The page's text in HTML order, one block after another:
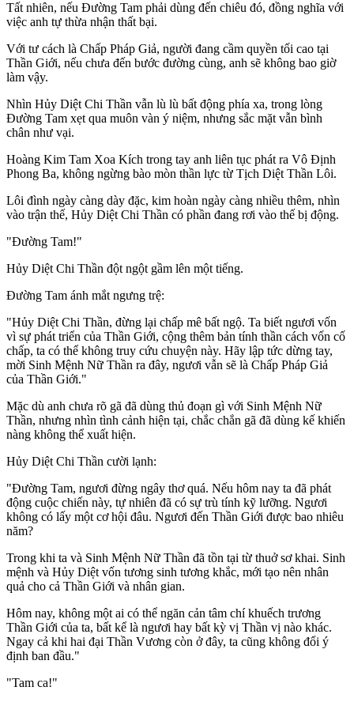
Tất nhiên, nếu Đường Tam phải dùng đến chiêu đó, đồng nghĩa với
việc anh tự thừa nhận thất bại.
Với tư cách là Chấp Pháp Giả, người đang cầm quyền tối cao tại
Thần Giới, nếu chưa đến bước đường cùng, anh sẽ không bao giờ
làm vậy.
Nhìn Hủy Diệt Chi Thần vẫn lù lù bất động phía xa, trong lòng
Đường Tam xẹt qua muôn vàn ý niệm, nhưng sắc mặt vẫn bình
chân như vại.
Hoàng Kim Tam Xoa Kích trong tay anh liên tục phát ra Vô Định
Phong Ba, không ngừng bào mòn thần lực từ Tịch Diệt Thần Lôi.
Lôi đình ngày càng dày đặc, kim hoàn ngày càng nhiều thêm, nhìn
vào trận thế, Hủy Diệt Chi Thần có phần đang rơi vào thế bị động.
"Đường Tam!"
Hủy Diệt Chi Thần đột ngột gầm lên một tiếng.
Đường Tam ánh mắt ngưng trệ:
"Hủy Diệt Chi Thần, đừng lại chấp mê bất ngộ. Ta biết ngươi vốn
vì sự phát triển của Thần Giới, cộng thêm bản tính thần cách vốn cố
chấp, ta có thể không truy cứu chuyện này. Hãy lập tức dừng tay,
mời Sinh Mệnh Nữ Thần ra đây, ngươi vẫn sẽ là Chấp Pháp Giả
của Thần Giới."
Mặc dù anh chưa rõ gã đã dùng thủ đoạn gì với Sinh Mệnh Nữ
Thần, nhưng nhìn tình cảnh hiện tại, chắc chắn gã đã dùng kế khiến
nàng không thể xuất hiện.
Hủy Diệt Chi Thần cười lạnh:
"Đường Tam, ngươi đừng ngây thơ quá. Nếu hôm nay ta đã phát
động cuộc chiến này, tự nhiên đã có sự trù tính kỹ lưỡng. Ngươi
không có lấy một cơ hội đâu. Ngươi đến Thần Giới được bao nhiêu
năm?
Trong khi ta và Sinh Mệnh Nữ Thần đã tồn tại từ thuở sơ khai. Sinh
mệnh và Hủy Diệt vốn tương sinh tương khắc, mới tạo nên nhân
quả cho cả Thần Giới và nhân gian.
Hôm nay, không một ai có thể ngăn cản tâm chí khuếch trương
Thần Giới của ta, bất kể là ngươi hay bất kỳ vị Thần vị nào khác.
Ngay cả khi hai đại Thần Vương còn ở đây, ta cũng không đổi ý
định ban đầu."
"Tam ca!"